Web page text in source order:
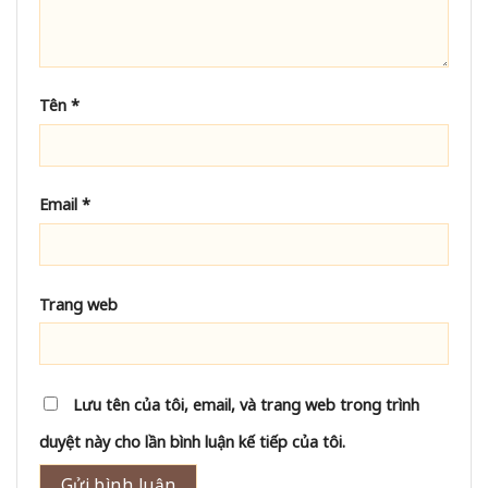
Tên *
Email *
Trang web
Lưu tên của tôi, email, và trang web trong trình
duyệt này cho lần bình luận kế tiếp của tôi.